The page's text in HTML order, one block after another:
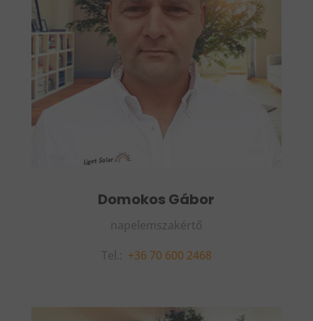
Domokos Gábor
napelemszakértő
Tel.: +36 70 600 2468